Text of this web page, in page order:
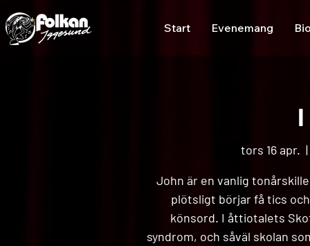
Start Evenemang
tors 16 apr.
John är en vanlig
plötsligt börjar få tics
könsord. I åttiotalets
syndrom, och såväl skolan